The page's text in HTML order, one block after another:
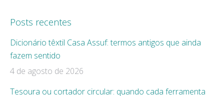
Posts recentes
Dicionário têxtil Casa Assuf: termos antigos que ainda
fazem sentido
4 de agosto de 2026
Tesoura ou cortador circular: quando cada ferramenta